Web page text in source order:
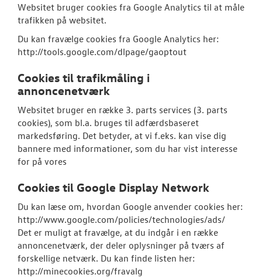
Websitet bruger cookies fra Google Analytics til at måle
trafikken på websitet.
Du kan fravælge cookies fra Google Analytics her:
http://tools.google.com/dlpage/gaoptout
Cookies til trafikmåling i
annoncenetværk
Websitet bruger en række 3. parts services (3. parts
cookies), som bl.a. bruges til adfærdsbaseret
markedsføring. Det betyder, at vi f.eks. kan vise dig
bannere med informationer, som du har vist interesse
for på vores
Cookies til Google Display Network
Du kan læse om, hvordan Google anvender cookies her:
http://www.google.com/policies/technologies/ads/
Det er muligt at fravælge, at du indgår i en række
annoncenetværk, der deler oplysninger på tværs af
forskellige netværk. Du kan finde listen her:
http://minecookies.org/fravalg